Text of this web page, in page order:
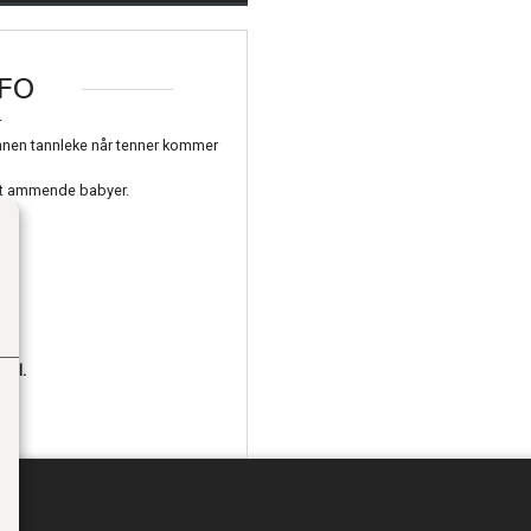
tannleke når tenner kommer
ammende babyer.